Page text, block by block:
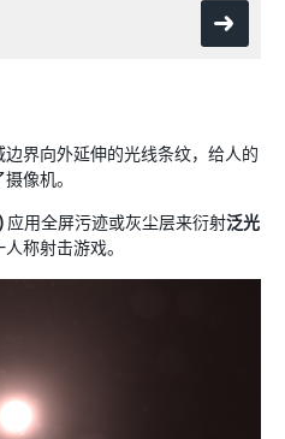
界向外延伸的光线条纹，给人的
像机。
应用全屏污迹或灰尘层来衍射泛光
称射击游戏。